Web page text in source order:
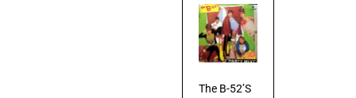
The B-52’S